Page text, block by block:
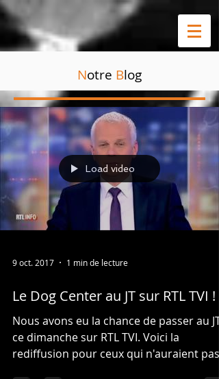
Notre Blog
Load video
9 oct. 2017 1 min de lecture
Le Dog Center au JT sur RTL TVI !
Nous avons eu la chance de passer au JT
ce dimanche sur RTL TVI. Voici la
rediffusion pour ceux qui n'auraient pas